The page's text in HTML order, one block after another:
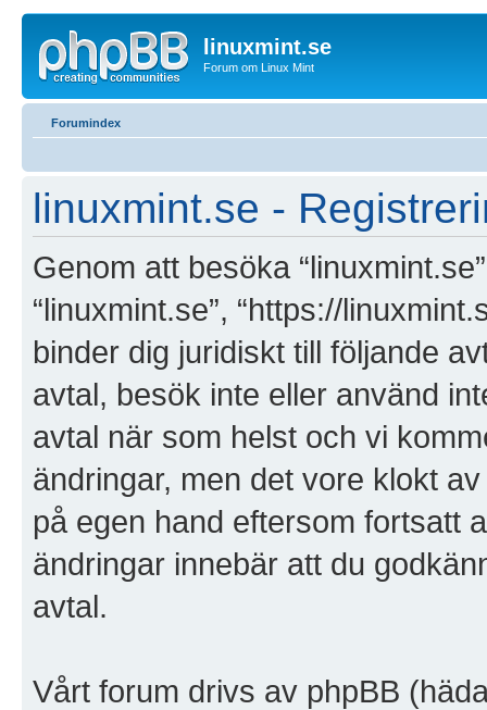
linuxmint.se
Forum om Linux Mint
Forumindex
linuxmint.se -
Genom att besöka
“linuxmint.se”, “https://
binder dig juridiskt till följande
avtal, besök inte eller använd
avtal när som helst och vi
ändringar, men det vore klokt
på egen hand eftersom fortsatt
ändringar innebär att du
avtal.
Vårt forum drivs av phpBB